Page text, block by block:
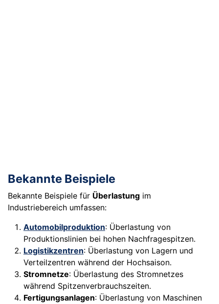
Bekannte Beispiele
Bekannte Beispiele für Überlastung im
Industriebereich umfassen:
Automobilproduktion: Überlastung von
Produktionslinien bei hohen Nachfragespitzen.
Logistikzentren: Überlastung von Lagern und
Verteilzentren während der Hochsaison.
Stromnetze: Überlastung des Stromnetzes
während Spitzenverbrauchszeiten.
Fertigungsanlagen: Überlastung von Maschinen